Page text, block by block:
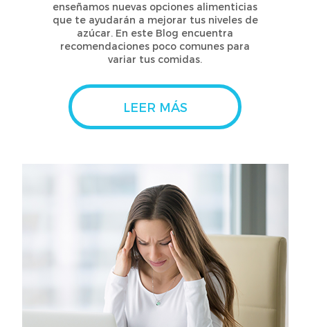
enseñamos nuevas opciones alimenticias
que te ayudarán a mejorar tus niveles de
azúcar. En este Blog encuentra
recomendaciones poco comunes para
variar tus comidas.
LEER MÁS